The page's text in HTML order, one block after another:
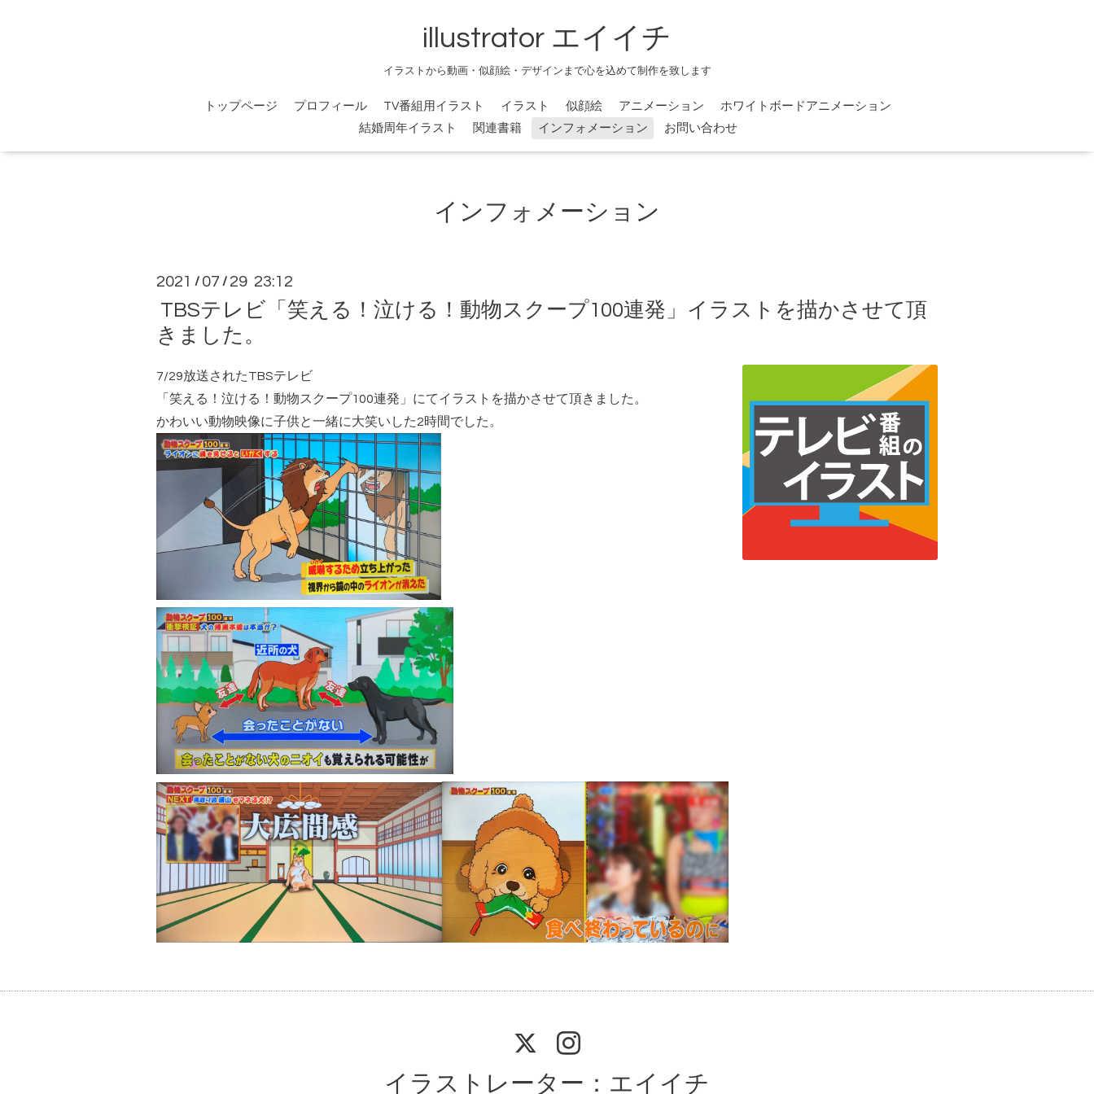
illustrator エイイチ
イラストから動画・似顔絵・デザインまで心を込めて制作を致します
トップページ プロフィール TV番組用イラスト イラスト 似顔絵 アニメーション
ホワイトボードアニメーション
結婚周年イラスト
関連書籍 インフォメーション お問い合わせ
インフォメーション
2021 / 07 / 29 23:12
TBSテレビ「笑える！泣ける！動物スクープ100連発」イラストを描かさせて頂
きました。
7/29放送されたTBSテレビ
「笑える！泣ける！動物スクープ100連発」にてイラストを描かさせて頂きました。
かわいい動物映像に子供と一緒に大笑いした2時間でした。
イラストレーター：エイイチ